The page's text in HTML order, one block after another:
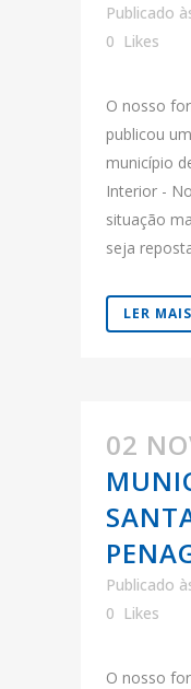
Publicado
0 Likes
O nosso
publicou
município
Interior -
situação
seja
LER MAIS
02
Publicado
0 Likes
O nosso